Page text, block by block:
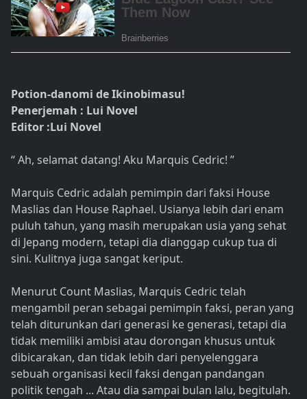
Potion-danomi de Ikinobimasu!
Penerjemah : Lui Novel
Editor :Lui Novel
“ Ah, selamat datang! Aku Marquis Cedric! ”
Marquis Cedric adalah pemimpin dari faksi House
Maslias dan House Raphael. Usianya lebih dari enam
puluh tahun, yang masih merupakan usia yang sehat
di Jepang modern, tetapi dia dianggap cukup tua di
sini. Kulitnya juga sangat keriput.
Menurut Count Maslias, Marquis Cedric telah
mengambil peran sebagai pemimpin faksi, peran yang
telah diturunkan dari generasi ke generasi, tetapi dia
tidak memiliki ambisi atau dorongan khusus untuk
dibicarakan, dan tidak lebih dari penyelenggara
sebuah organisasi kecil faksi dengan pandangan
politik tengah ... Atau dia sampai bulan lalu, begitulah.